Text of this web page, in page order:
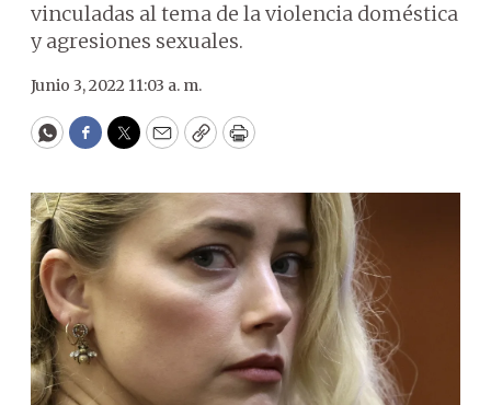
vinculadas al tema de la violencia doméstica
y agresiones sexuales.
Junio 3, 2022 11:03 a. m.
WhatsApp
Facebook
Twitter
EmailCopyPrint